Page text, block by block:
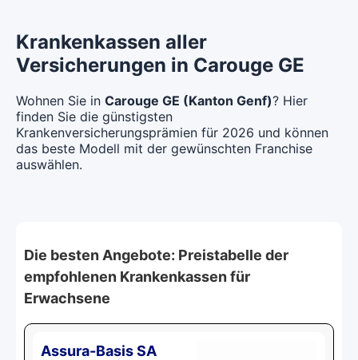
Krankenkassen aller
Versicherungen in Carouge GE
Wohnen Sie in Carouge GE (Kanton Genf)? Hier
finden Sie die günstigsten
Krankenversicherungsprämien für 2026 und können
das beste Modell mit der gewünschten Franchise
auswählen.
Die besten Angebote: Preistabelle der
empfohlenen Krankenkassen für
Erwachsene
Assura-Basis SA